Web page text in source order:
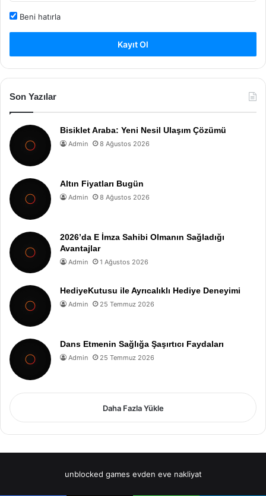
Beni hatırla
Kayıt Ol
Son Yazılar
Bisiklet Araba: Yeni Nesil Ulaşım Çözümü
Admin 8 Ağustos 2026
Altın Fiyatları Bugün
Admin 8 Ağustos 2026
2026’da E İmza Sahibi Olmanın Sağladığı
Avantajlar
Admin 1 Ağustos 2026
HediyeKutusu ile Ayrıcalıklı Hediye Deneyimi
Admin 25 Temmuz 2026
Dans Etmenin Sağlığa Şaşırtıcı Faydaları
Admin 25 Temmuz 2026
Daha Fazla Yükle
unblocked games evden eve nakliyat